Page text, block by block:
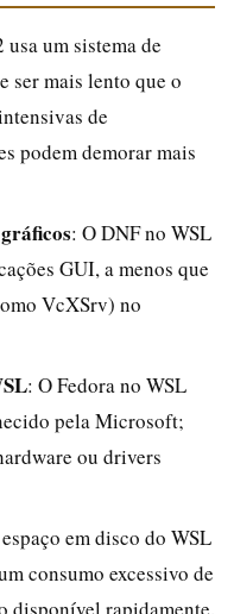
usa um sistema de
ser mais lento que o
de
podem demorar mais
: O DNF no WSL
GUI, a menos que
VcXSrv) no
: O Fedora no WSL
pela Microsoft;
ou drivers
em disco do WSL
consumo excessivo de
disponível rapidamente.